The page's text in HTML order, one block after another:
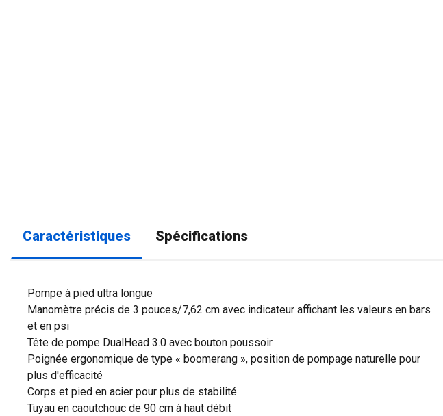
Caractéristiques Spécifications
Pompe à pied ultra longue
Manomètre précis de 3 pouces/7,62 cm avec indicateur affichant les valeurs en bars
et en psi
Tête de pompe DualHead 3.0 avec bouton poussoir
Poignée ergonomique de type « boomerang », position de pompage naturelle pour
plus d'efficacité
Corps et pied en acier pour plus de stabilité
Tuyau en caoutchouc de 90 cm à haut débit